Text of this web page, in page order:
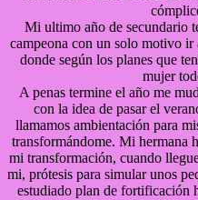
Mi ultimo año de secundario
campeona con un solo motivo
donde según los planes que
mujer
A penas termine el año me
con la idea de pasar el
llamamos ambientación para
transformándome. Mi hermana
mi transformación, cuando
mi, prótesis para simular unos
estudiado plan de fortificación